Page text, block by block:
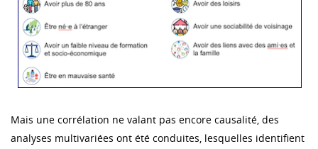
Mais une corrélation ne valant pas encore causalité, des
analyses multivariées ont été conduites, lesquelles identifient